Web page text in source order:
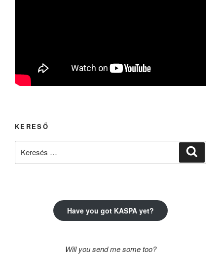
KERESŐ
Have you got KASPA yet?
Will you send me some too?